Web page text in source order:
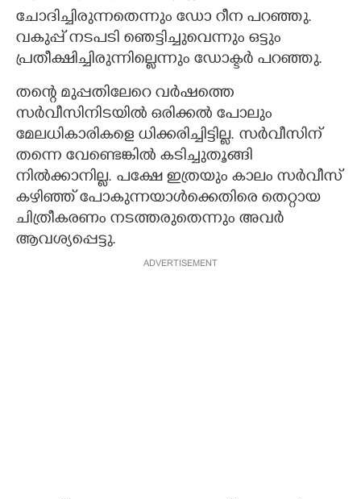
ചോദിച്ചിരുന്നതെന്നും ഡോ റീന പറഞ്ഞു.
വകുപ്പ് നടപടി ഞെട്ടിച്ചുവെന്നും ഒട്ടും
പ്രതീക്ഷിച്ചിരുന്നില്ലെന്നും ഡോക്ട‌ർ പറഞ്ഞു.
തന്റെ മുപ്പതിലേറെ വർഷത്തെ
സർവീസിനിടയിൽ ഒരിക്കൽ പോലും
മേലധികാരികളെ ധിക്കരിച്ചിട്ടില്ല. സർവീസിന്
തന്നെ വേണ്ടെങ്കിൽ കടിച്ചുതൂങ്ങി
നിൽക്കാനില്ല. പക്ഷേ ഇത്രയും കാലം സർവീസ്
കഴിഞ്ഞ് പോകുന്നയാൾക്കെതിരെ തെറ്റായ
ചിത്രീകരണം നടത്തരുതെന്നും അവർ
ആവശ്യപ്പെട്ടു.
ADVERTISEMENT